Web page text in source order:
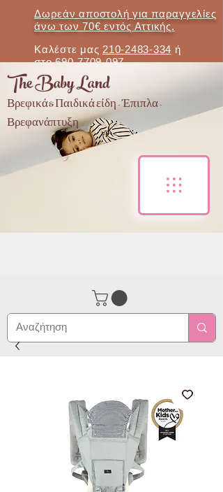
Δωρεάν αποστολή για παραγγελίες
άνω των 70€ εντός Αττικής.
Καλέστε μας 210-2483-334 ή
στο690-7709-097
The Baby Land
Βρεφικά & Παιδικά είδη - Έπιπλα -
Βρεφανάπτυξη